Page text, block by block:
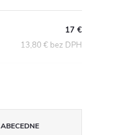
17 €
13,80 € bez DPH
ABECEDNE